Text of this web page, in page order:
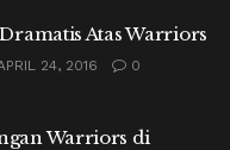
Atas Warriors
24, 2016 0
Warriors di